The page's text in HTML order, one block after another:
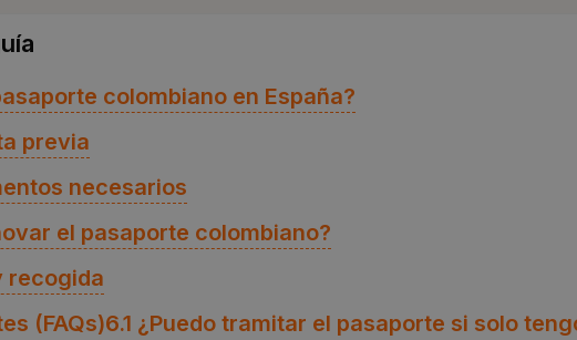
colombiano en España?
previa
necesarios
el pasaporte colombiano?
recogida
(FAQs)‍6.1 ¿Puedo tramitar el pasaporte si solo